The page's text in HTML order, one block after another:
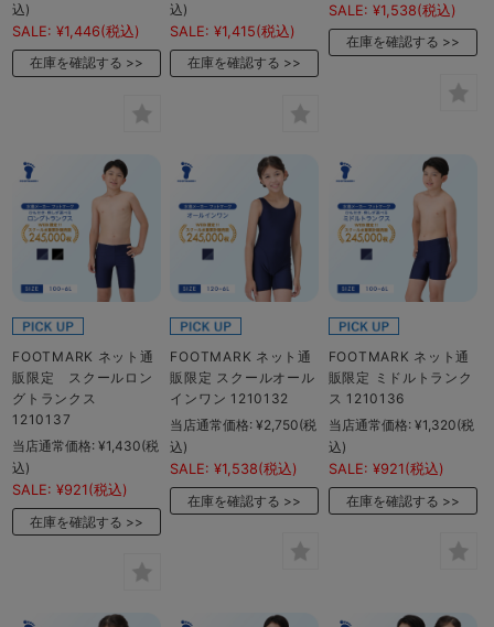
込)
SALE: ¥1,446(税込)
在庫を確認する
込)
SALE: ¥1,415(税込)
在庫を確認する
SALE: ¥1,538(税込)
在庫を確認する
FOOTMARK ネット通
販限定 スクールロン
グトランクス
1210137
当店通常価格: ¥1,430(税
込)
SALE: ¥921 (税込)
在庫を確認する
FOOTMARK ネット通
販限定 スクールオール
インワン 1210132
当店通常価格: ¥2,750(税
込)
SALE: ¥1,538(税込)
在庫を確認する
FOOTMARK ネット通
販限定 ミドルトランク
ス 1210136
当店通常価格: ¥1,320(税
込)
SALE: ¥921 (税込)
在庫を確認する